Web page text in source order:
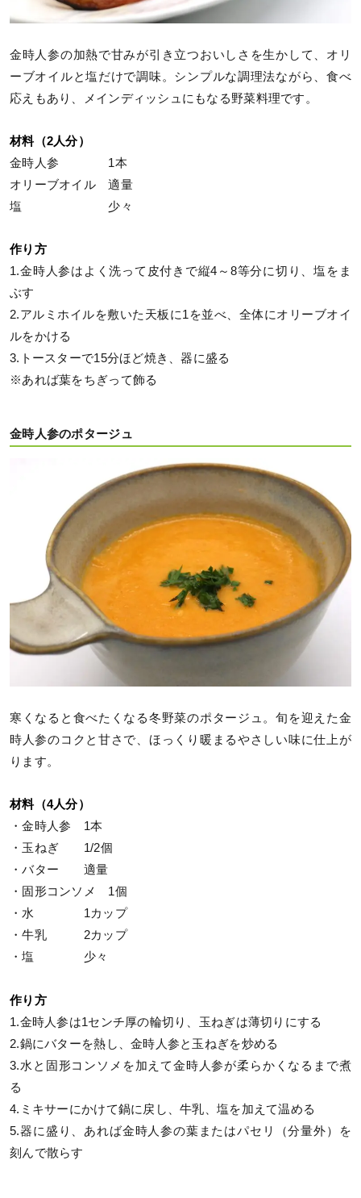
金時人参の加熱で甘みが引き立つおいしさを生かして、オリ
ーブオイルと塩だけで調味。シンプルな調理法ながら、食べ
応えもあり、メインディッシュにもなる野菜料理です。
材料（2人分）
金時人参 1本
オリーブオイル 適量
塩 少々
作り方
1.金時人参はよく洗って皮付きで縦4～8等分に切り、塩をま
ぶす
2.アルミホイルを敷いた天板に1を並べ、全体にオリーブオイ
ルをかける
3.トースターで15分ほど焼き、器に盛る
※あれば葉をちぎって飾る
金時人参のポタージュ
寒くなると食べたくなる冬野菜のポタージュ。旬を迎えた金
時人参のコクと甘さで、ほっくり暖まるやさしい味に仕上が
ります。
材料（4人分）
・金時人参 1本
・玉ねぎ 1/2個
・バター 適量
・固形コンソメ 1個
・水 1カップ
・牛乳 2カップ
・塩 少々
作り方
1.金時人参は1センチ厚の輪切り、玉ねぎは薄切りにする
2.鍋にバターを熱し、金時人参と玉ねぎを炒める
3.水と固形コンソメを加えて金時人参が柔らかくなるまで煮
る
4.ミキサーにかけて鍋に戻し、牛乳、塩を加えて温める
5.器に盛り、あれば金時人参の葉またはパセリ（分量外）を
刻んで散らす